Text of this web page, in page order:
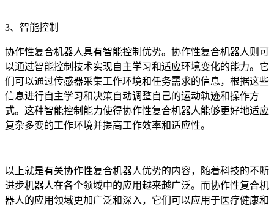
3、智能控制
协作性复合机器人具有智能控制优势。协作性复合机器人则可
以通过智能控制技术实现自主学习和适应环境变化的能力。它
们可以通过传感器采集工作环境和任务需求的信息，根据这些
信息进行自主学习和决策自动调整自己的运动轨迹和操作方
式。这种智能控制能力使得协作性复合机器人能够更好地适应
复杂多变的工作环境并提高工作效率和适应性。
以上就是有关协作性复合机器人优势的内容，随着科技的不断
进步机器人在各个领域中的应用越来越广泛。而协作性复合机
器人的应用领域更加广泛和深入，它们可以应用于医疗健康和